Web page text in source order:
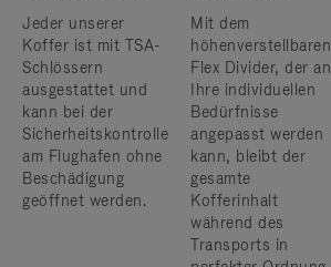
Jeder unserer
Koffer ist mit TSA-
Schlössern
ausgestattet und
kann bei der
Sicherheitskontrolle
am Flughafen ohne
Beschädigung
geöffnet werden.
Mit dem
höhenverstellbaren
Flex Divider, der an
Ihre individuellen
Bedürfnisse
angepasst werden
kann, bleibt der
gesamte
Kofferinhalt
während des
Transports in